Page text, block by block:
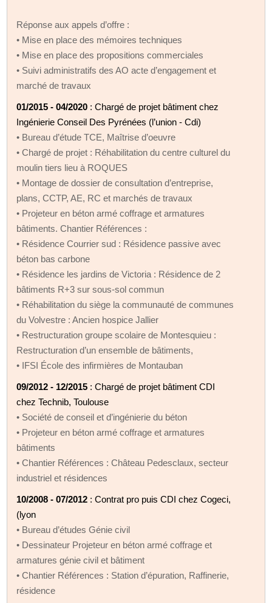
Réponse aux appels d’offre :
• Mise en place des mémoires techniques
• Mise en place des propositions commerciales
• Suivi administratifs des AO acte d’engagement et
marché de travaux
01/2015 - 04/2020 : Chargé de projet bâtiment chez
Ingénierie Conseil Des Pyrénées (l’union - Cdi)
• Bureau d’étude TCE, Maîtrise d’oeuvre
• Chargé de projet : Réhabilitation du centre culturel du
moulin tiers lieu à ROQUES
• Montage de dossier de consultation d’entreprise,
plans, CCTP, AE, RC et marchés de travaux
• Projeteur en béton armé coffrage et armatures
bâtiments. Chantier Références :
• Résidence Courrier sud : Résidence passive avec
béton bas carbone
• Résidence les jardins de Victoria : Résidence de 2
bâtiments R+3 sur sous-sol commun
• Réhabilitation du siège la communauté de communes
du Volvestre : Ancien hospice Jallier
• Restructuration groupe scolaire de Montesquieu :
Restructuration d’un ensemble de bâtiments,
• IFSI École des infirmières de Montauban
09/2012 - 12/2015 : Chargé de projet bâtiment CDI
chez Technib, Toulouse
• Société de conseil et d’ingénierie du béton
• Projeteur en béton armé coffrage et armatures
bâtiments
• Chantier Références : Château Pedesclaux, secteur
industriel et résidences
10/2008 - 07/2012 : Contrat pro puis CDI chez Cogeci,
(lyon
• Bureau d’études Génie civil
• Dessinateur Projeteur en béton armé coffrage et
armatures génie civil et bâtiment
• Chantier Références : Station d’épuration, Raffinerie,
résidence